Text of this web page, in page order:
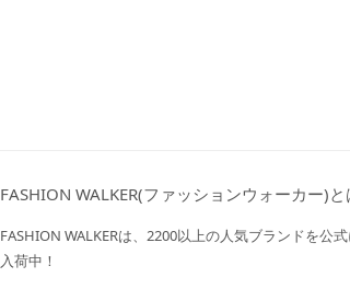
FASHION WALKER(ファッションウォーカー)と
FASHION WALKERは、2200以上の人気ブランドを公
入荷中！